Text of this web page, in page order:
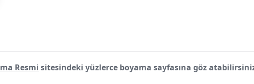
Resmi sitesindeki yüzlerce boyama sayfasına göz